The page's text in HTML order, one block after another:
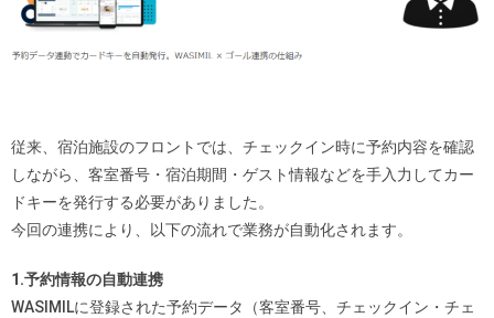
従来、宿泊施設のフロントでは、チェックイン時に予約内容を確認
しながら、客室番号・宿泊期間・ゲスト情報などを手入力してカー
ドキーを発行する必要がありました。
今回の連携により、以下の流れで業務が自動化されます。
1.予約情報の自動連携
WASIMILに登録された予約データ（客室番号、チェックイン・チェ